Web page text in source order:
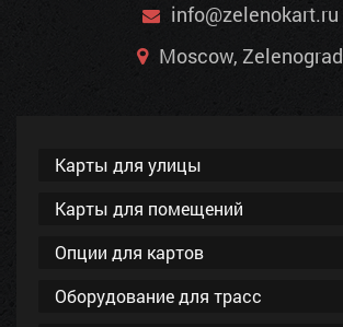
info@zelenokart.ru
Moscow, Zelenograd
Карты для улицы
Карты для помещений
Опции для картов
Оборудование для трасс